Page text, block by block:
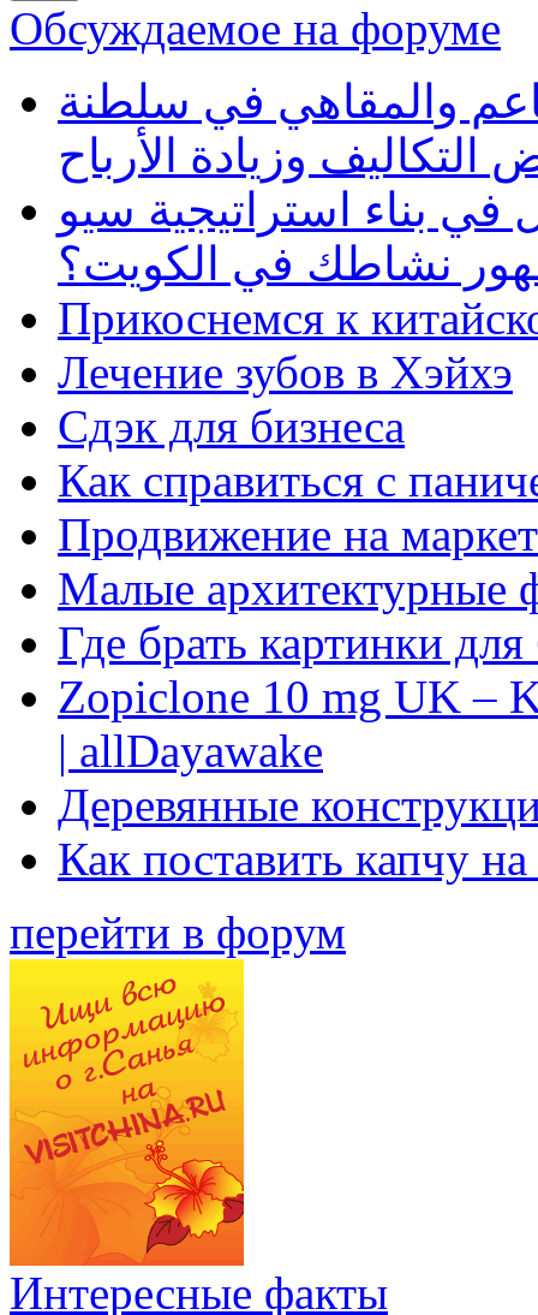
Обсуждаемое на форуме
والمقاهي في سلطنة
وزيادة الأرباح
بناء استراتيجية سيو
نشاطك في الكويت؟
Прикоснемся к
Лечение зубов в Хэйхэ
Сдэк для бизнеса
Как справиться с
Продвижение на
Малые архитектурные
Где брать картинки
Zopiclone 10 mg UK –
| allDayawake
Деревянные
Как поставить капчу
перейти в форум
Интересные факты